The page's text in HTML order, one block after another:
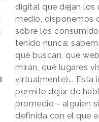
digital que dejan los
medio, disponemos
sobre los
tenido nunca:
qué buscan, que
miran, qué lugares
virtualmente)... Esta
permite dejar de
promedio - alguien
definida con el que